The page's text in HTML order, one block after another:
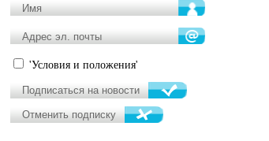
'Условия и положения'